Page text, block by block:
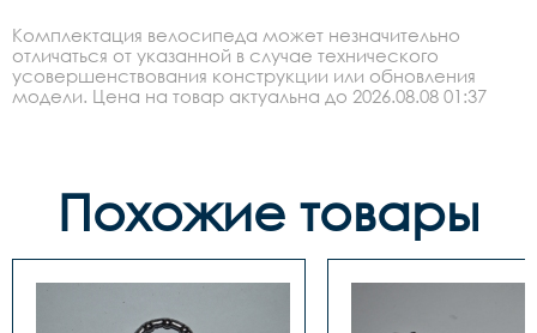
Комплектация велосипеда может незначительно
отличаться от указанной в случае технического
усовершенствования конструкции или обновления
модели. Цена на товар актуальна до 2026.08.08 01:37
Похожие товары